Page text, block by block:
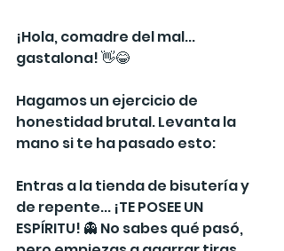
¡Hola, comadre del mal...
gastalona! 👋😂
Hagamos un ejercicio de
honestidad brutal. Levanta la
mano si te ha pasado esto:
Entras a la tienda de bisutería y
de repente... ¡TE POSEE UN
ESPÍRITU! 👻 No sabes qué pasó,